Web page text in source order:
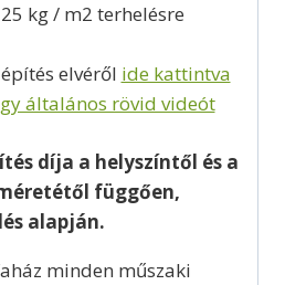
kg / m2 terhelésre
elvéről ide kattintva
általános rövid videót
díja a helyszíntől és a
függően,
alapján.
minden műszaki